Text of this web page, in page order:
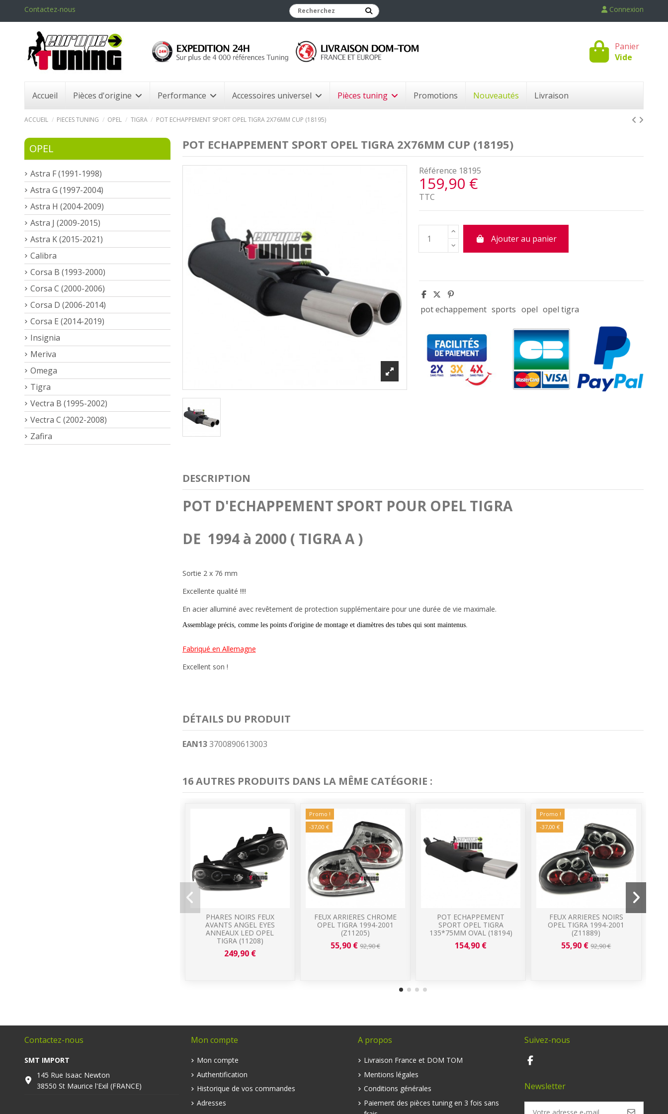
Contactez-nous Connexion
Panier
Vide
Accueil Pièces d'origine Performance Accessoires universel Pièces tuning Promotions Nouveautés Livraison
ACCUEIL PIECES TUNING OPEL TIGRA POT ECHAPPEMENT SPORT OPEL TIGRA 2X76MM CUP (18195)
POT ECHAPPEMENT SPORT OPEL TIGRA 2X76MM CUP (18195)
Référence 18195
159,90 €
TTC
Ajouter au panier
pot echappement sports opel opel tigra
DESCRIPTION
POT D'ECHAPPEMENT SPORT POUR OPEL TIGRA
DE 1994 à 2000 ( TIGRA A )
Sortie 2 x 76 mm
Excellente qualité !!!!
En acier alluminé avec revêtement de protection supplémentaire pour une durée de vie maximale.
Assemblage précis, comme les points d'origine de montage et diamètres des tubes qui sont maintenus.
Fabriqué en Allemagne
Excellent son !
DÉTAILS DU PRODUIT
EAN13 3700890613003
16 AUTRES PRODUITS DANS LA MÊME CATÉGORIE :
PHARES NOIRS FEUX
AVANTS ANGEL EYES
ANNEAUX LED OPEL
TIGRA (11208)
249,90 €
Promo !
-37,00 €
FEUX ARRIERES CHROME
OPEL TIGRA 1994-2001
(Z11205)
55,90 € 92,90 €
POT ECHAPPEMENT
SPORT OPEL TIGRA
135*75MM OVAL (18194)
154,90 €
Promo !
-37,00 €
FEUX ARRIERES NOIRS
OPEL TIGRA 1994-2001
(Z11889)
55,90 €92,90 €
OPEL
Astra F (1991-1998)
Astra G (1997-2004)
Astra H (2004-2009)
Astra J (2009-2015)
Astra K (2015-2021)
Calibra
Corsa B (1993-2000)
Corsa C (2000-2006)
Corsa D (2006-2014)
Corsa E (2014-2019)
Insignia
Meriva
Omega
Tigra
Vectra B (1995-2002)
Vectra C (2002-2008)
Zafira
Contactez-nous
SMT IMPORT
145 Rue Isaac Newton
38550 St Maurice l'Exil (FRANCE)
Mon compte
Mon compte
Authentification
Historique de vos commandes
Adresses
A propos
Livraison France et DOM TOM
Mentions légales
Conditions générales
Paiement des pièces tuning en 3 fois sans
Suivez-nous
Newsletter